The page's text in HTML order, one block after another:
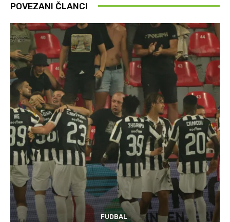
POVEZANI ČLANCI
FUDBAL